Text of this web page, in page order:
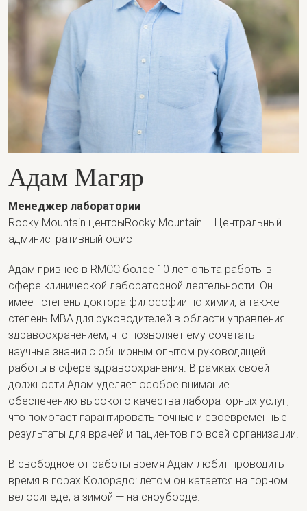
Адам Магяр
Менеджер лаборатории
Rocky Mountain центрыRocky Mountain – Центральный
административный офис
Адам привнёс в RMCC более 10 лет опыта работы в
сфере клинической лабораторной деятельности. Он
имеет степень доктора философии по химии, а также
степень MBA для руководителей в области управления
здравоохранением, что позволяет ему сочетать
научные знания с обширным опытом руководящей
работы в сфере здравоохранения. В рамках своей
должности Адам уделяет особое внимание
обеспечению высокого качества лабораторных услуг,
что помогает гарантировать точные и своевременные
результаты для врачей и пациентов по всей организации.
В свободное от работы время Адам любит проводить
время в горах Колорадо: летом он катается на горном
велосипеде, а зимой — на сноуборде.